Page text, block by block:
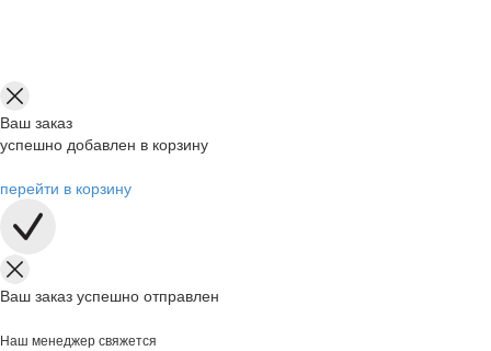
Ваш заказ
успешно добавлен в корзину
перейти в корзину
Ваш заказ успешно отправлен
Наш менеджер свяжется